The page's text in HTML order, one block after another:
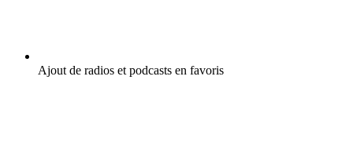
Ajout de radios et podcasts en favoris